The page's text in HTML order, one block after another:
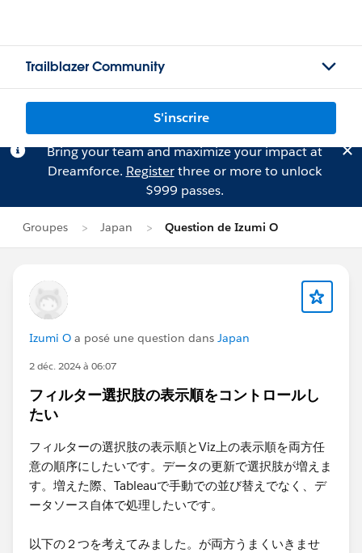
Trailblazer Community
S'inscrire
Bring your team and maximize your impact at
Dreamforce. Registerthree or more to unlock
$999 passes.
Groupes Japan Question de Izumi O
Izumi O a posé une question dans Japan
2 déc. 2024 à 06:07
フィルター選択肢の表示順をコントロールし
たい
フィルターの選択肢の表示順とViz上の表示順を両方任
意の順序にしたいです。データの更新で選択肢が増えま
す。増えた際、Tableauで手動での並び替えでなく、デ
ータソース自体で処理したいです。
以下の２つを考えてみました。が両方うまくいきませ